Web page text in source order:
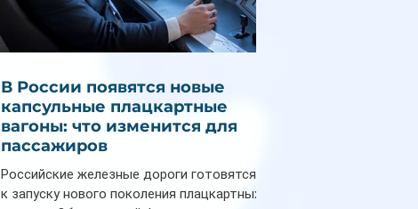
В России появятся новые
капсульные плацкартные
вагоны: что изменится для
пассажиров
Российские железные дороги готовятся
к запуску нового поколения плацкартных